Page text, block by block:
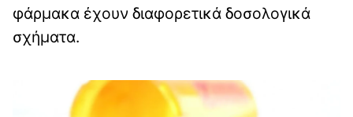
φάρμακα έχουν διαφορετικά δοσολογικά
σχήματα.